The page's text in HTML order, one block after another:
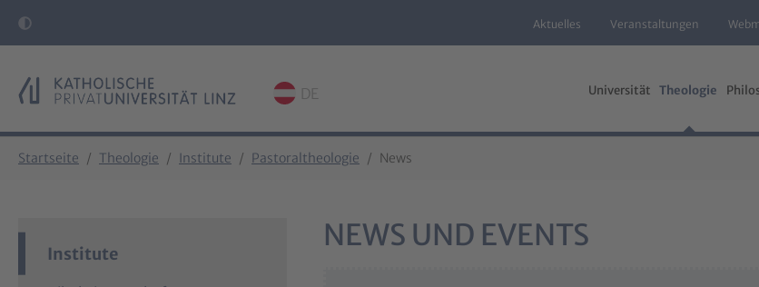
Aktuelles Veranstaltungen
DE Universität Theologie
Startseite Theologie Institute Pastoraltheologie News
Institute
NEWS UND EVENTS